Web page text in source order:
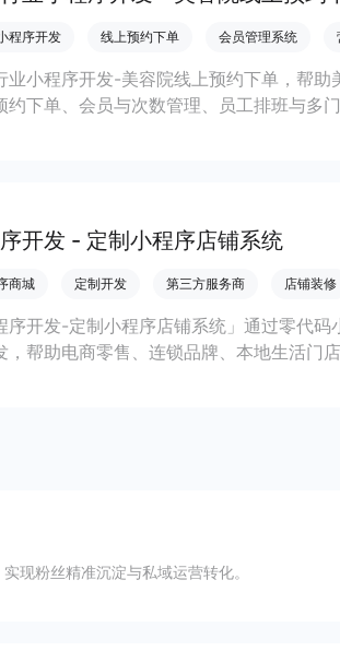
程序开发 线上预约下单 会员管理系统
业小程序开发-美容院线上预约下单，帮
约下单、会员与次数管理、员工排班与多
开发 - 定制小程序店铺系统
商城 定制开发 第三方服务商 店铺装修
序开发-定制小程序店铺系统」通过零代
，帮助电商零售、连锁品牌、本地生活门
现粉丝精准沉淀与私域运营转化。